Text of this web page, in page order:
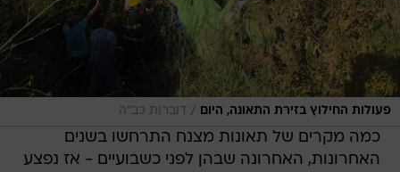
פעולות החילוץ בזירת התאונה, היום / דוברות כב"ה
כמה מקרים של תאונות מצנח התרחשו בשנים
האחרונות, האחרונה שבהן לפני כשבועיים - אז נפצע